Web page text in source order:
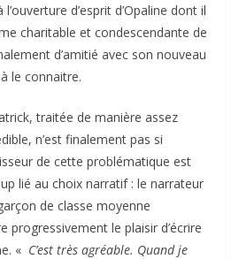
d’esprit d’Opaline dont il
charitable et condescendante de
d’amitié avec son nouveau
le connaitre.
traitée de manière assez
n’est finalement pas si
de cette problématique est
lié au choix narratif : le narrateur
de classe moyenne
progressivement le plaisir d’écrire
« C’est très agréable. Quand je